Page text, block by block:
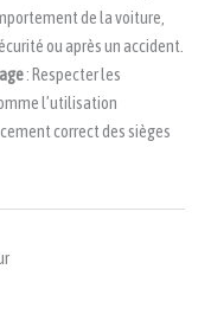
de la voiture,
ou après un accident.
: Respecter les
l’utilisation
correct des sièges